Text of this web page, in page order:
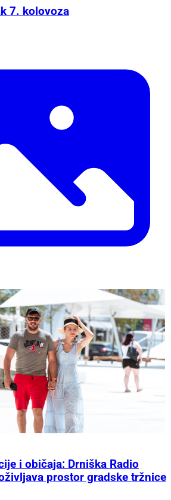
7. kolovoza
i običaja: Drniška Radio
prostor gradske tržnice